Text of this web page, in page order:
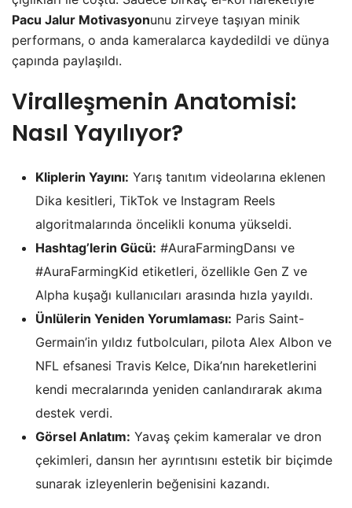
Pacu Jalur Motivasyonunu zirveye taşıyan minik
performans, o anda kameralarca kaydedildi ve dünya
çapında paylaşıldı.
Viralleşmenin Anatomisi:
Nasıl Yayılıyor?
Kliplerin Yayını: Yarış tanıtım videolarına eklenen
Dika kesitleri, TikTok ve Instagram Reels
algoritmalarında öncelikli konuma yükseldi.
Hashtag’lerin Gücü: #AuraFarmingDansı ve
#AuraFarmingKid etiketleri, özellikle Gen Z ve
Alpha kuşağı kullanıcıları arasında hızla yayıldı.
Ünlülerin Yeniden Yorumlaması: Paris Saint-
Germain’in yıldız futbolcuları, pilota Alex Albon ve
NFL efsanesi Travis Kelce, Dika’nın hareketlerini
kendi mecralarında yeniden canlandırarak akıma
destek verdi.
Görsel Anlatım: Yavaş çekim kameralar ve dron
çekimleri, dansın her ayrıntısını estetik bir biçimde
sunarak izleyenlerin beğenisini kazandı.